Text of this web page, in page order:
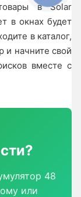
товары в Solar
в окнах будет
в каталог,
и начните свой
вместе с
48
или